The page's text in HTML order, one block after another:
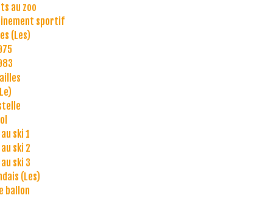
au zoo
sportif
(Les)
ski 1
ski 2
ski 3
(Les)
ballon